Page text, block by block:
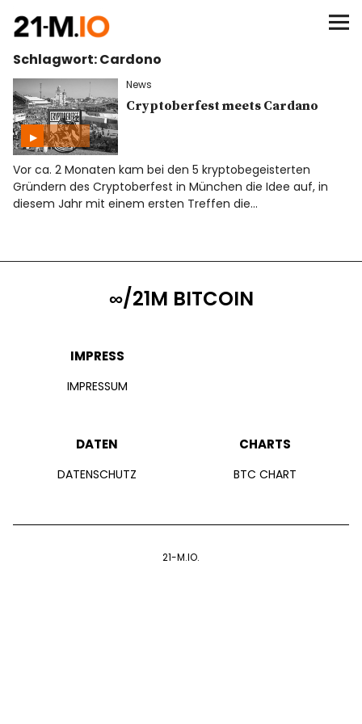
∞/21M BITCOIN
BEGINN
BITCOIN
ANALYSEN
NEWS
Schlagwort:Cardono
News
Cryptoberfest meets Cardano
Vor ca. 2 Monaten kam bei den 5 kryptobegeisterten
Gründern des Cryptoberfest in München die Idee auf, in
diesem Jahr mit einem ersten Treffen die…
∞/21M BITCOIN
IMPRESS
IMPRESSUM
DATEN
DATENSCHUTZ
CHARTS
BTC CHART
21-M.IO